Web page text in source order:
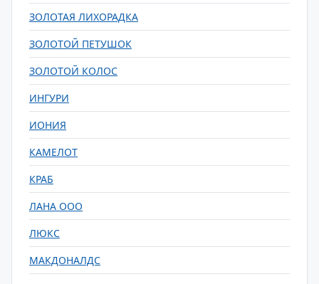
ЗОЛОТАЯ ЛИХОРАДКА
ЗОЛОТОЙ ПЕТУШОК
ЗОЛОТОЙ КОЛОС
ИНГУРИ
ИОНИЯ
КАМЕЛОТ
КРАБ
ЛАНА ООО
ЛЮКС
МАКДОНАЛДС